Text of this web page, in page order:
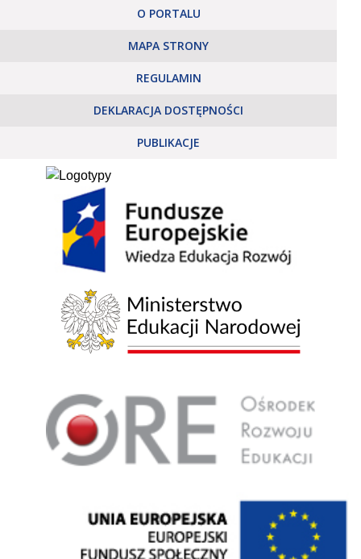
O PORTALU
MAPA STRONY
REGULAMIN
DEKLARACJA DOSTĘPNOŚCI
PUBLIKACJE